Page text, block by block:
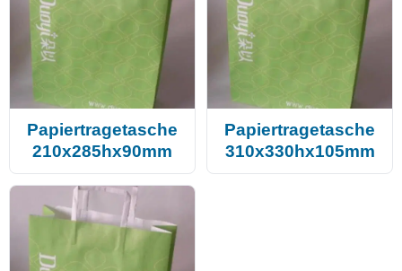
Papiertragetasche
210x285hx90mm
Papiertragetasche
310x330hx105mm